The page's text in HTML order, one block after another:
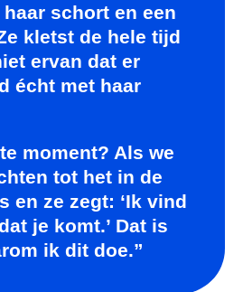
schort en een
kletst de hele tijd
ervan dat er
écht met haar
moment? Als we
tot het in de
en ze zegt: ‘Ik vind
je komt.’ Dat is
ik dit doe.”